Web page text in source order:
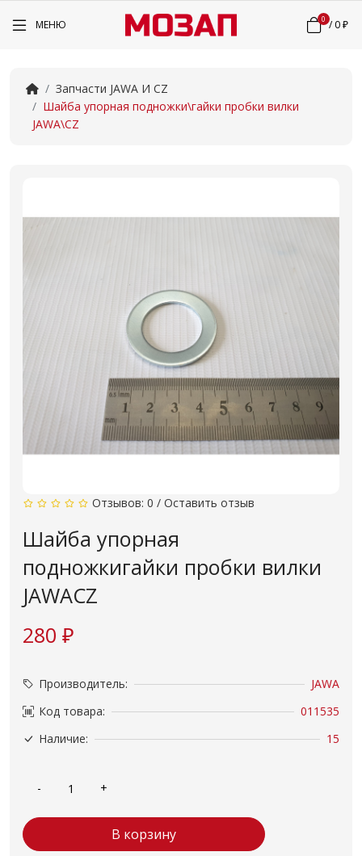
МЕНЮ 0 /0 ₽
Запчасти JAWA И CZ
Шайба упорная подножки\гайки пробки вилки
JAWA\CZ
Отзывов: 0 / Оставить отзыв
Шайба упорная
подножкигайки пробки вилки
JAWACZ
280 ₽
Производитель:
JAWA
Код товара:
011535
Наличие:
15
В корзину